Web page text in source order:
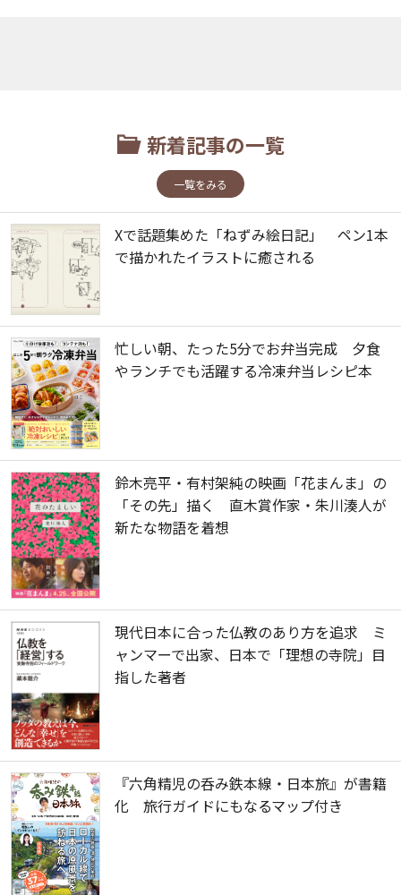
新着記事の一覧
一覧をみる
Xで話題集めた「ねずみ絵日記」 ペン1本
で描かれたイラストに癒される
忙しい朝、たった5分でお弁当完成 夕食
やランチでも活躍する冷凍弁当レシピ本
鈴木亮平・有村架純の映画「花まんま」の
「その先」描く 直木賞作家・朱川湊人が
新たな物語を着想
現代日本に合った仏教のあり方を追求 ミ
ャンマーで出家、日本で「理想の寺院」目
指した著者
『六角精児の呑み鉄本線・日本旅』が書籍
化 旅行ガイドにもなるマップ付き